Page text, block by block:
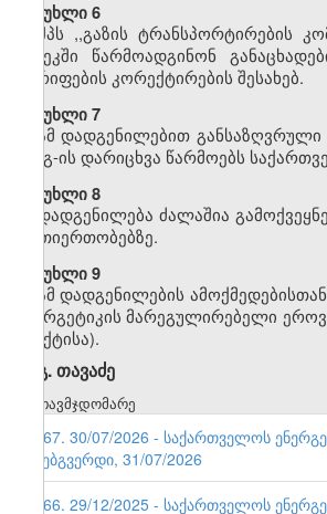
მუხლი 6
შპს ,,გაზის ტრანსპორტირების
სემეკში წარმოადგინონ
ტარიფების კორექტირების შესახებ.
მუხლი 7
ამ დადგენილებით
დღგ-ის დარიცხვა წარმოებს
მუხლი 8
დადგენილება ძალაშია
ურთიერთობებზე.
მუხლი 9
ამ დადგენილების
ენერგეტიკის მარეგულირებელი
პუნქტისა).
გ. თავაძე
თავმჯდომარე
167. 30/07/2026 - საქართველოს
ვებგვერდი, 31/07/2026
166. 29/12/2025 - საქართველოს